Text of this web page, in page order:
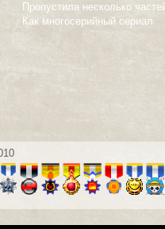
Пропустила несколько
Как многосерийный сериал